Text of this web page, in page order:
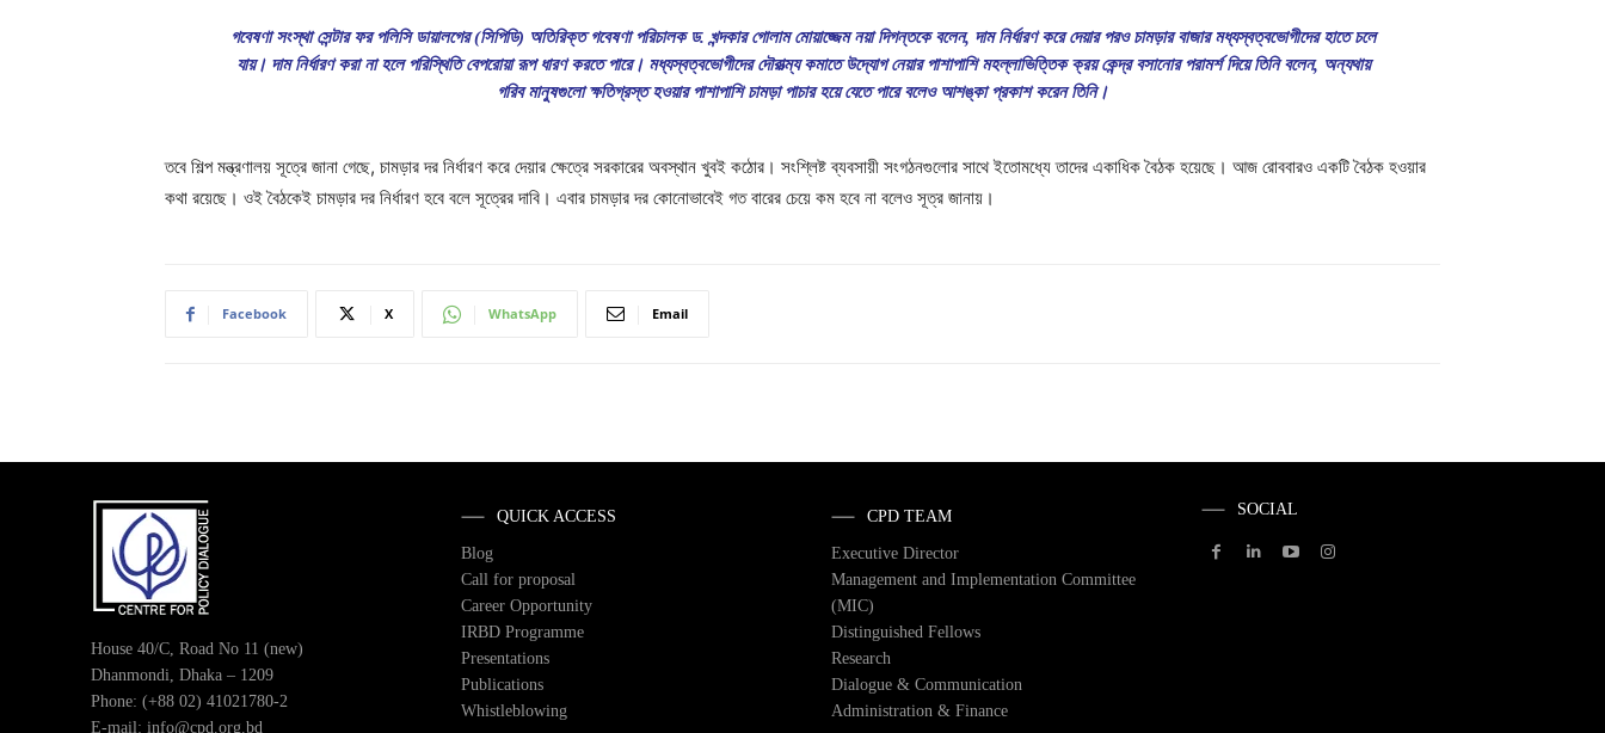
গবেষণা সংস্থা সেন্টার ফর পলিসি ডায়ালগের (সিপিডি) অতিরিক্ত গবেষণা পরিচালক ড. খন্দকার গোলাম মোয়াজ্জেম নয়া দিগন্তকে বলেন, দাম নির্ধারণ করে দেয়ার পরও চামড়ার বাজার মধ্যস্বত্বভোগীদের হাতে চলে
যায়। দাম নির্ধারণ করা না হলে পরিস্থিতি বেপরোয়া রূপ ধারণ করতে পারে। মধ্যস্বত্বভোগীদের দৌরাত্ম্য কমাতে উদ্যোগ নেয়ার পাশাপাশি মহল্লাভিত্তিক ক্রয় কেন্দ্র বসানোর পরামর্শ দিয়ে তিনি বলেন, অন্যথায়
গরিব মানুষগুলো ক্ষতিগ্রস্ত হওয়ার পাশাপাশি চামড়া পাচার হয়ে যেতে পারে বলেও আশঙ্কা প্রকাশ করেন তিনি।
তবে শিল্প মন্ত্রণালয় সূত্রে জানা গেছে, চামড়ার দর নির্ধারণ করে দেয়ার ক্ষেত্রে সরকারের অবস্থান খুবই কঠোর। সংশ্লিষ্ট ব্যবসায়ী সংগঠনগুলোর সাথে ইতোমধ্যে তাদের একাধিক বৈঠক হয়েছে। আজ রোববারও একটি বৈঠক হওয়ার
কথা রয়েছে। ওই বৈঠকেই চামড়ার দর নির্ধারণ হবে বলে সূত্রের দাবি। এবার চামড়ার দর কোনোভাবেই গত বারের চেয়ে কম হবে না বলেও সূত্র জানায়।
Facebook X WhatsApp Email
House 40/C, Road No 11 (new)
Dhanmondi, Dhaka – 1209
Phone: (+88 02) 41021780-2
E-mail: info@cpd.org.bd
QUICK ACCESS
Blog
Call for proposal
Career Opportunity
IRBD Programme
Presentations
Publications
Whistleblowing
CPD TEAM
Executive Director
Management and Implementation Committee
(MIC)
Distinguished Fellows
Research
Dialogue & Communication
Administration & Finance
SOCIAL